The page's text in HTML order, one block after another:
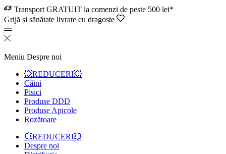
Transport GRATUIT la comenzi de peste 500 lei*
Grijă și sănătate livrate cu dragoste
Meniu Despre noi
💥REDUCERI💥
Câini
Pisici
Produse DDD
Produse Apicole
Rozătoare
💥REDUCERI💥
Despre noi